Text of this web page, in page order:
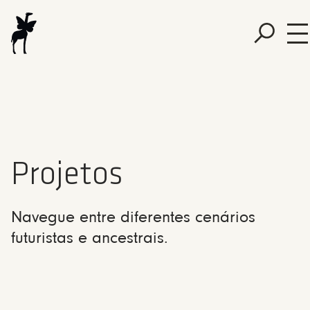
Projetos
Navegue entre diferentes cenários
futuristas e ancestrais.